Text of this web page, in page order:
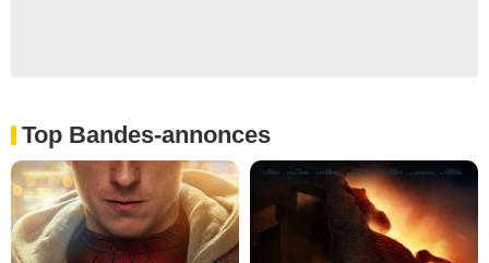
Top Bandes-annonces